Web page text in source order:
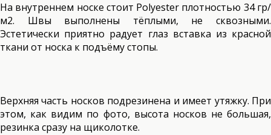
На внутреннем носке стоит Polyester плотностью 34 гр/
м2. Швы выполнены тёплыми, не сквозными.
Эстетически приятно радует глаз вставка из красной
ткани от носка к подъёму стопы.
Верхняя часть носков подрезинена и имеет утяжку. При
этом, как видим по фото, высота носков не большая,
резинка сразу на щиколотке.